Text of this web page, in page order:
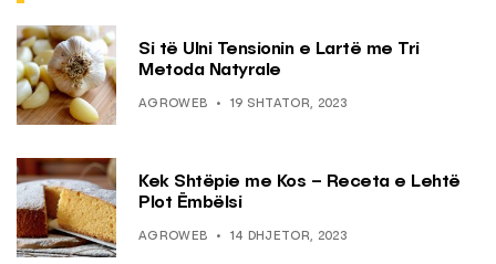
Si të Ulni Tensionin e Lartë me Tri
Metoda Natyrale
AGROWEB 19 SHTATOR, 2023
Kek Shtëpie me Kos – Receta e Lehtë
Plot Ëmbëlsi
AGROWEB 14 DHJETOR, 2023